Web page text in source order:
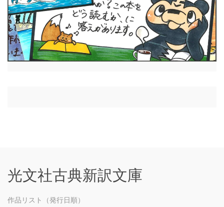
光文社古典新訳文庫
作品リスト（発行日順）